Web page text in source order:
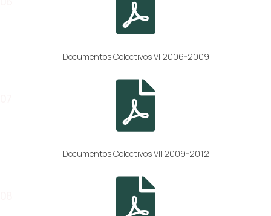
Documentos Colectivos VI 2006-2009
Documentos Colectivos VII 2009-2012